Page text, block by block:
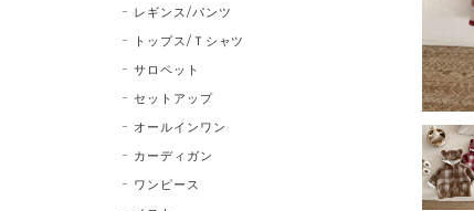
レギンス/パンツ
トップス/Ｔシャツ
サロペット
セットアップ
オールインワン
カーディガン
ワンピース